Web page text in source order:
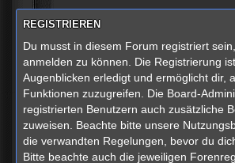
REGISTRIEREN
Du musst in diesem Forum registriert
anmelden zu können. Die Registrierung
Augenblicken erledigt und ermöglicht dir,
Funktionen zuzugreifen. Die Board-
registrierten Benutzern auch zusätzliche
zuweisen. Beachte bitte unsere
die verwandten Regelungen, bevor du
Bitte beachte auch die jeweiligen